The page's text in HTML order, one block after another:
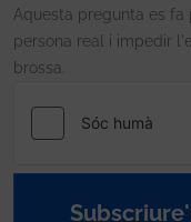
Aquesta pregunta es fa
persona real i impedir
brossa.